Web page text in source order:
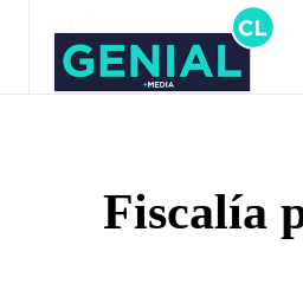
Fiscalía